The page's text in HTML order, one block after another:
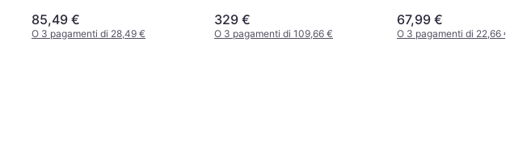
85,49 €
O 3 pagamenti di 28,49 €
329 €
O 3 pagamenti di 109,66 €
67,99 €
O 3 pagamenti di 22,66 €